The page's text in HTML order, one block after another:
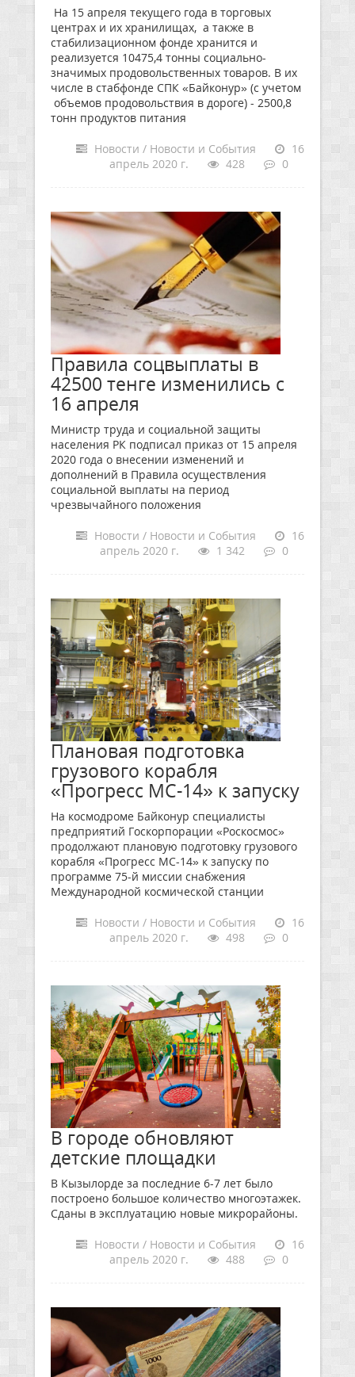
На 15 апреля текущего года в торговых
центрах и их хранилищах, а также в
стабилизационном фонде хранится и
реализуется 10475,4 тонны социально-
значимых продовольственных товаров. В их
числе в стабфонде СПК «Байконур» (с учетом
объемов продовольствия в дороге) - 2500,8
тонн продуктов питания
Новости / Новости и События
16
апрель 2020 г.
428 0
Правила соцвыплаты в
42500 тенге изменились с
16 апреля
Министр труда и социальной защиты
населения РК подписал приказ от 15 апреля
2020 года о внесении изменений и
дополнений в Правила осуществления
социальной выплаты на период
чрезвычайного положения
Новости / Новости и События
16
апрель 2020 г.
1 342 0
Плановая подготовка
грузового корабля
«Прогресс МС-14» к запуску
На космодроме Байконур специалисты
предприятий Госкорпорации «Роскосмос»
продолжают плановую подготовку грузового
корабля «Прогресс МС-14» к запуску по
программе 75-й миссии снабжения
Международной космической станции
Новости / Новости и События
16
апрель 2020 г.
498 0
В городе обновляют
детские площадки
В Кызылорде за последние 6-7 лет было
построено большое количество многоэтажек.
Сданы в эксплуатацию новые микрорайоны.
Новости / Новости и События
16
апрель 2020 г.
488 0